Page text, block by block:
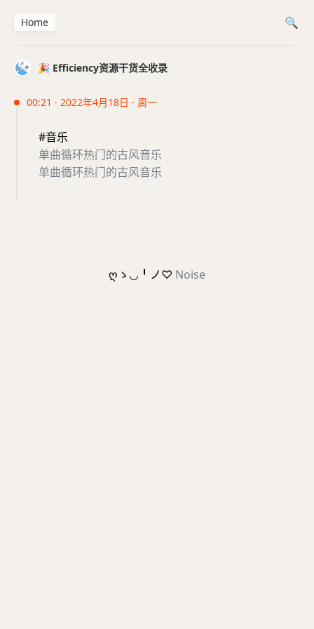
🎉 Efficiency资源干货全收录
00:21 · 2022年4月18日 · 周一
#音乐
单曲循环热门的古风音乐
单曲循环热门的古风音乐
Home
ღゝ◡╹ノ♡ Noise